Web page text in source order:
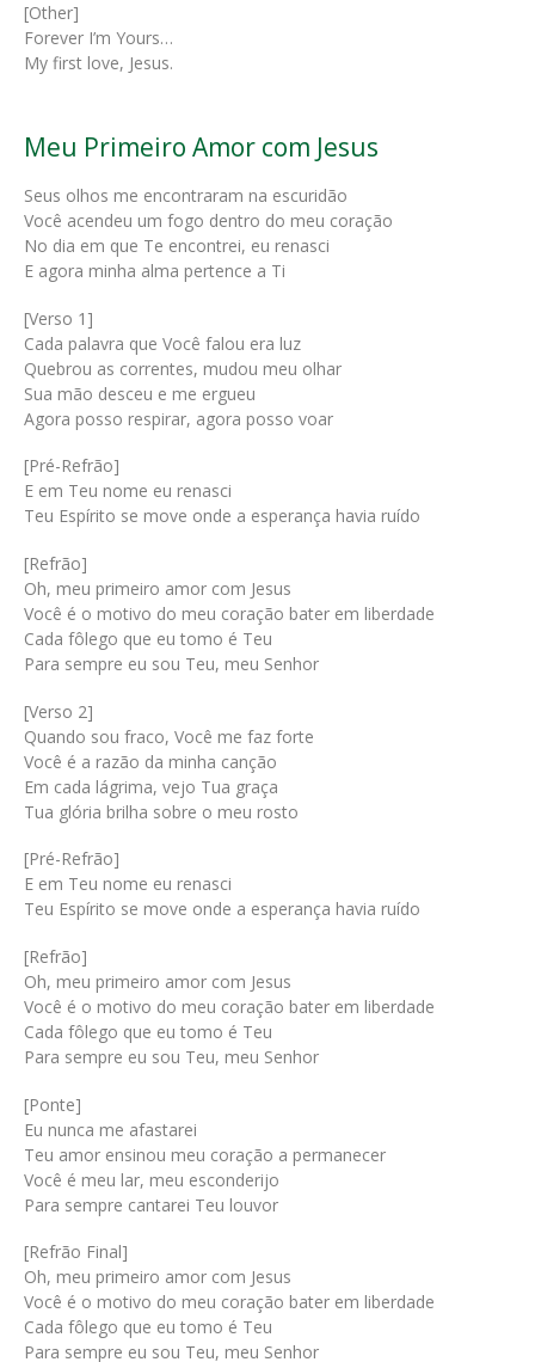
[Other]
Forever I’m Yours…
My first love, Jesus.
Meu Primeiro Amor com Jesus
Seus olhos me encontraram na escuridão
Você acendeu um fogo dentro do meu coração
No dia em que Te encontrei, eu renasci
E agora minha alma pertence a Ti
[Verso 1]
Cada palavra que Você falou era luz
Quebrou as correntes, mudou meu olhar
Sua mão desceu e me ergueu
Agora posso respirar, agora posso voar
[Pré-Refrão]
E em Teu nome eu renasci
Teu Espírito se move onde a esperança havia ruído
[Refrão]
Oh, meu primeiro amor com Jesus
Você é o motivo do meu coração bater em liberdade
Cada fôlego que eu tomo é Teu
Para sempre eu sou Teu, meu Senhor
[Verso 2]
Quando sou fraco, Você me faz forte
Você é a razão da minha canção
Em cada lágrima, vejo Tua graça
Tua glória brilha sobre o meu rosto
[Pré-Refrão]
E em Teu nome eu renasci
Teu Espírito se move onde a esperança havia ruído
[Refrão]
Oh, meu primeiro amor com Jesus
Você é o motivo do meu coração bater em liberdade
Cada fôlego que eu tomo é Teu
Para sempre eu sou Teu, meu Senhor
[Ponte]
Eu nunca me afastarei
Teu amor ensinou meu coração a permanecer
Você é meu lar, meu esconderijo
Para sempre cantarei Teu louvor
[Refrão Final]
Oh, meu primeiro amor com Jesus
Você é o motivo do meu coração bater em liberdade
Cada fôlego que eu tomo é Teu
Para sempre eu sou Teu, meu Senhor